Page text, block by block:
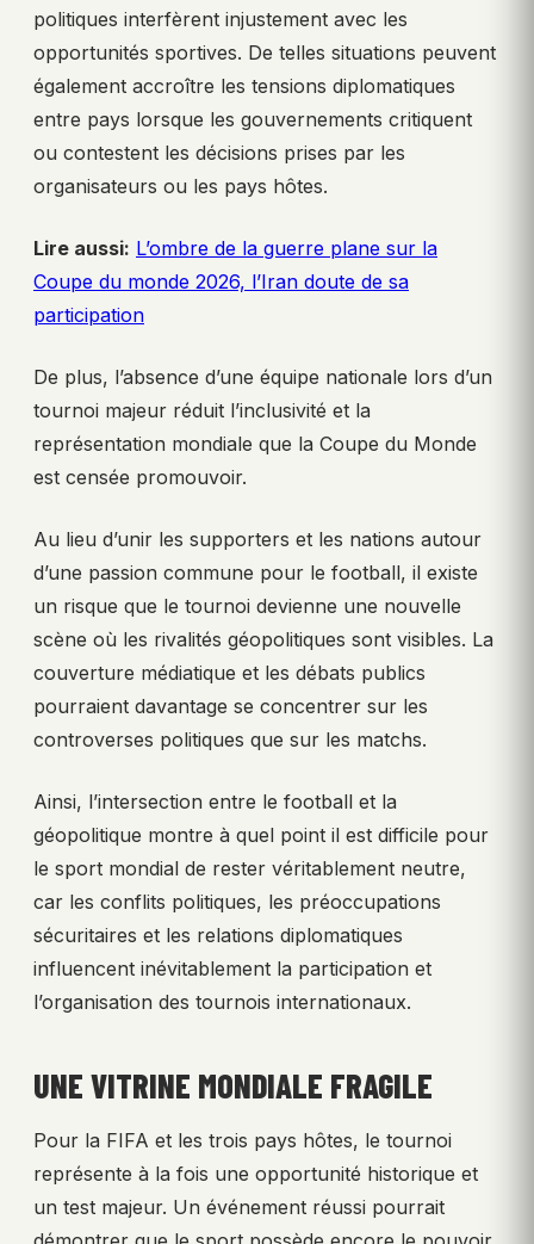
politiques interfèrent injustement avec les
opportunités sportives. De telles situations peuvent
également accroître les tensions diplomatiques
entre pays lorsque les gouvernements critiquent
ou contestent les décisions prises par les
organisateurs ou les pays hôtes.
Lire aussi: L’ombre de la guerre plane sur la
Coupe du monde 2026, l’Iran doute de sa
participation
De plus, l’absence d’une équipe nationale lors d’un
tournoi majeur réduit l’inclusivité et la
représentation mondiale que la Coupe du Monde
est censée promouvoir.
Au lieu d’unir les supporters et les nations autour
d’une passion commune pour le football, il existe
un risque que le tournoi devienne une nouvelle
scène où les rivalités géopolitiques sont visibles. La
couverture médiatique et les débats publics
pourraient davantage se concentrer sur les
controverses politiques que sur les matchs.
Ainsi, l’intersection entre le football et la
géopolitique montre à quel point il est difficile pour
le sport mondial de rester véritablement neutre,
car les conflits politiques, les préoccupations
sécuritaires et les relations diplomatiques
influencent inévitablement la participation et
l’organisation des tournois internationaux.
UNE VITRINE MONDIALE FRAGILE
Pour la FIFA et les trois pays hôtes, le tournoi
représente à la fois une opportunité historique et
un test majeur. Un événement réussi pourrait